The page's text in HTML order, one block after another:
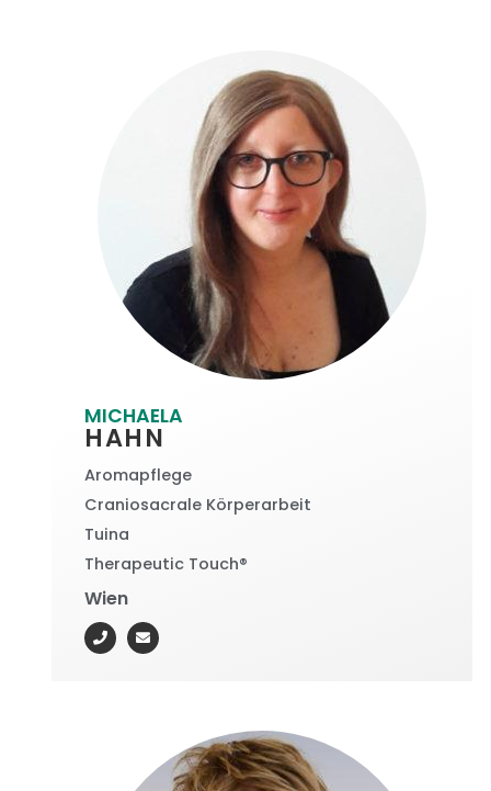
MICHAELA
HAHN
Aromapflege
Craniosacrale Körperarbeit
Tuina
Therapeutic Touch®
Wien